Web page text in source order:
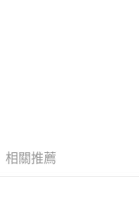
相關推薦